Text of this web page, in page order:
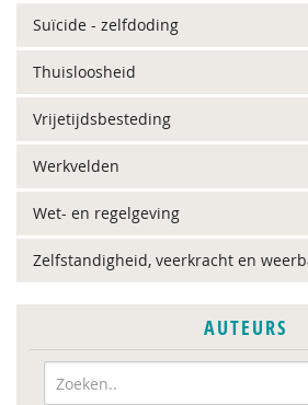
Suïcide - zelfdoding
Thuisloosheid
Vrijetijdsbesteding
Werkvelden
Wet- en regelgeving
Zelfstandigheid, veerkracht en
AUTEURS